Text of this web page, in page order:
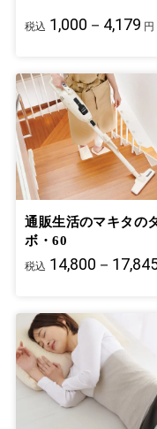
税込 1,000－4,179 円
通販生活のマキタの
ボ・60
税込 14,800－